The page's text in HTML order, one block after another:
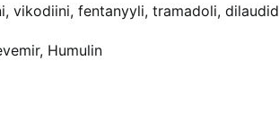
vikodiini, fentanyyli, tramadoli, dilaudid
Humulin